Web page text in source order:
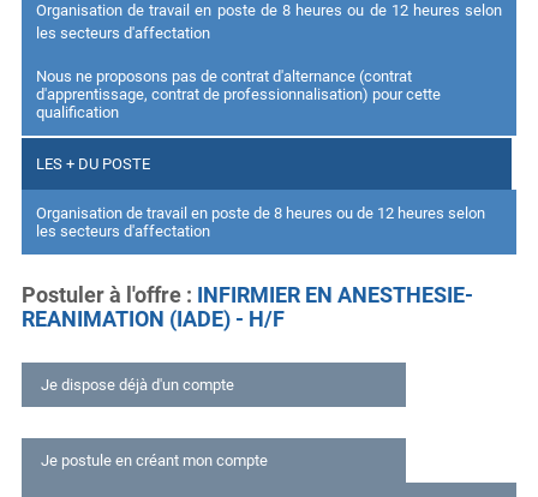
Organisation de travail en poste de 8 heures ou de 12 heures selon
les secteurs d'affectation
Nous ne proposons pas de contrat d'alternance (contrat
d'apprentissage, contrat de professionnalisation) pour cette
qualification
LES + DU POSTE
Organisation de travail en poste de 8 heures ou de 12 heures selon
les secteurs d'affectation
Postuler à l'offre
INFIRMIER EN ANESTHESIE-
REANIMATION (IADE) - H/F
Je dispose déjà d'un compte
Déjà inscrit ?
Je postule en créant mon compte